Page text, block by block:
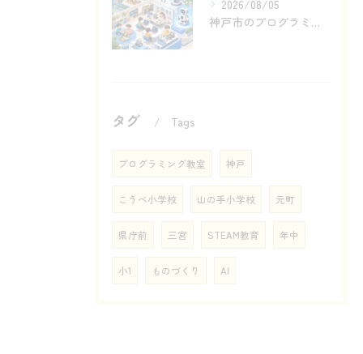
2026/08/05
神戸市のプログラミング教室で滑車からロボットへ
タグ Tags
プログラミング教室 神戸
こうべ小学校 山の手小学校 元町
県庁前 三宮 STEAM教育 年中
小1 ものづくり AI